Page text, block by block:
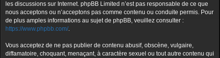
les discussions sur Internet. phpBB Limited n’est pas responsable de ce que
nous acceptons ou n’acceptons pas comme contenu ou conduite permis. Pour
de plus amples informations au sujet de phpBB, veuillez consulter :
https://www.phpbb.com/.
Vous acceptez de ne pas publier de contenu abusif, obscène, vulgaire,
diffamatoire, choquant, menaçant, à caractère sexuel ou tout autre contenu qui